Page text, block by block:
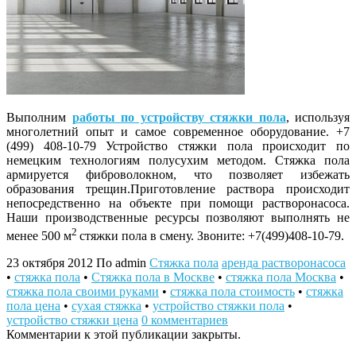
Выполним работы по устройству стяжки пола, используя
многолетний опыт и самое современное оборудование. +7
(499) 408-10-79Устройство стяжки пола происходит по
немецким технологиям полусухим методом. Стяжка пола
армируется фиброволокном, что позволяет избежать
образования трещин.Приготовление раствора происходит
непосредственно на объекте при помощи растворонасоса.
Наши производственные ресурсы позволяют выполнять не
менее 500 м2 стяжки пола в смену. Звоните: +7(499)408-10-79.
23 октября 2012 По admin Стяжка пола аренда растворонасоса
• стяжка пола • Стяжка пола в Москве • стяжка пола Москва •
стяжка пола своими руками • стяжка пола стоимость • стяжка
пола цена • сухая стяжка • устройство стяжки пола •
устройство стяжки цена 0 комментариев
Комментарии к этой публикации закрыты.